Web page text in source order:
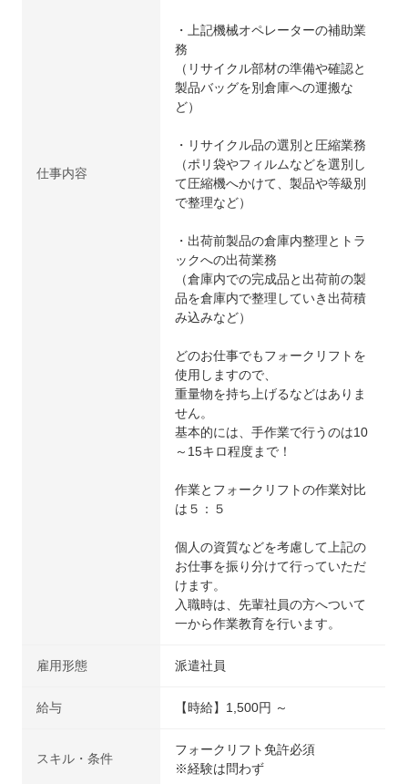
仕事内容
・上記機械オペレーターの補助業
務
（リサイクル部材の準備や確認と
製品バッグを別倉庫への運搬な
ど）
・リサイクル品の選別と圧縮業務
（ポリ袋やフィルムなどを選別し
て圧縮機へかけて、製品や等級別
で整理など）
・出荷前製品の倉庫内整理とトラ
ックへの出荷業務
（倉庫内での完成品と出荷前の製
品を倉庫内で整理していき出荷積
み込みなど）
どのお仕事でもフォークリフトを
使用しますので、
重量物を持ち上げるなどはありま
せん。
基本的には、手作業で行うのは10
～15キロ程度まで！
作業とフォークリフトの作業対比
は５：５
個人の資質などを考慮して上記の
お仕事を振り分けて行っていただ
けます。
入職時は、先輩社員の方へついて
一から作業教育を行います。
雇用形態 派遣社員
給与 【時給】1,500円 ～
スキル・条件
フォークリフト免許必須
※経験は問わず